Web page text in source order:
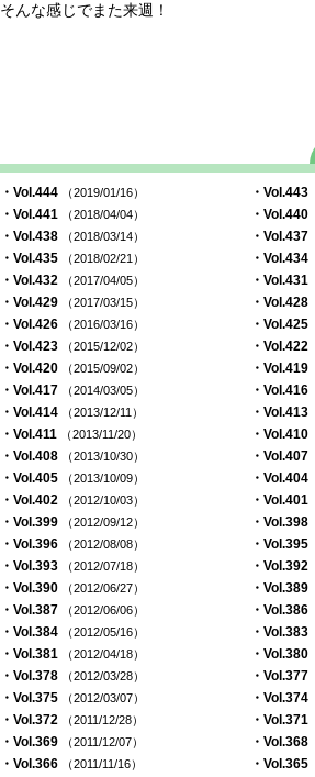
そんな感じでまた来週！
・Vol.444 （2019/01/16） ・Vol.443
・Vol.441 （2018/04/04） ・Vol.440
・Vol.438 （2018/03/14） ・Vol.437
・Vol.435 （2018/02/21） ・Vol.434
・Vol.432 （2017/04/05） ・Vol.431
・Vol.429 （2017/03/15） ・Vol.428
・Vol.426 （2016/03/16） ・Vol.425
・Vol.423 （2015/12/02） ・Vol.422
・Vol.420 （2015/09/02） ・Vol.419
・Vol.417 （2014/03/05） ・Vol.416
・Vol.414 （2013/12/11） ・Vol.413
・Vol.411 （2013/11/20） ・Vol.410
・Vol.408 （2013/10/30） ・Vol.407
・Vol.405 （2013/10/09） ・Vol.404
・Vol.402 （2012/10/03） ・Vol.401
・Vol.399 （2012/09/12） ・Vol.398
・Vol.396 （2012/08/08） ・Vol.395
・Vol.393 （2012/07/18） ・Vol.392
・Vol.390 （2012/06/27） ・Vol.389
・Vol.387 （2012/06/06） ・Vol.386
・Vol.384 （2012/05/16） ・Vol.383
・Vol.381 （2012/04/18） ・Vol.380
・Vol.378 （2012/03/28） ・Vol.377
・Vol.375 （2012/03/07） ・Vol.374
・Vol.372 （2011/12/28） ・Vol.371
・Vol.369 （2011/12/07） ・Vol.368
・Vol.366 （2011/11/16） ・Vol.365